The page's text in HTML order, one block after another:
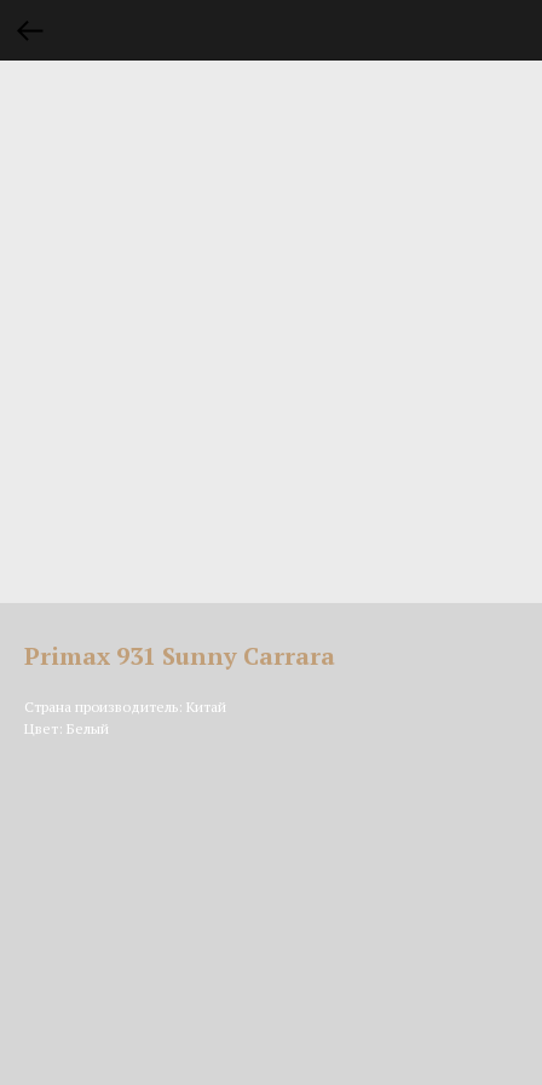
Primax 931 Sunny Carrara
Страна производитель: Китай
Цвет: Белый